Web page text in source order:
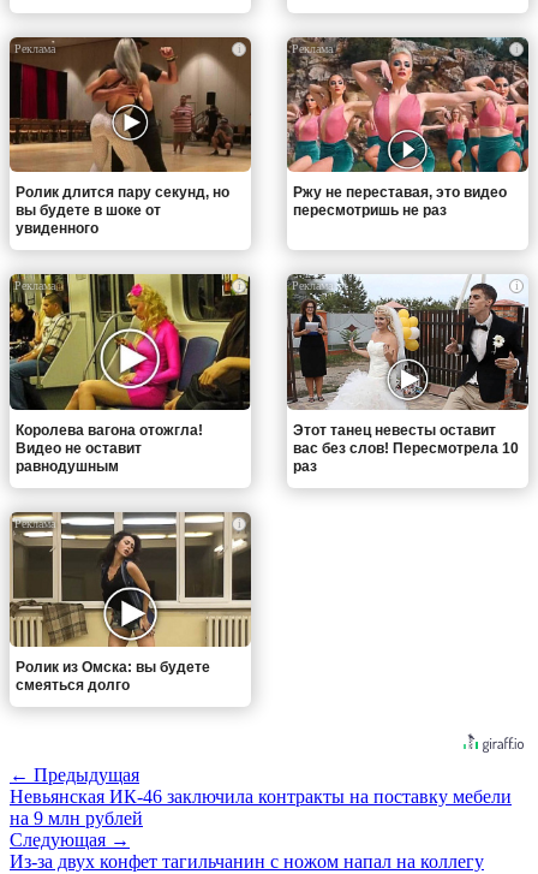
i
Ролик длится пару секунд, но
вы будете в шоке от
увиденного
i
Ржу не переставая, это видео
пересмотришь не раз
i
Королева вагона отожгла!
Видео не оставит
равнодушным
i
Этот танец невесты оставит
вас без слов! Пересмотрела 10
раз
i
Ролик из Омска: вы будете
смеяться долго
← Предыдущая
Невьянская ИК-46 заключила контракты на поставку мебели
на 9 млн рублей
Следующая →
Из-за двух конфет тагильчанин с ножом напал на коллегу